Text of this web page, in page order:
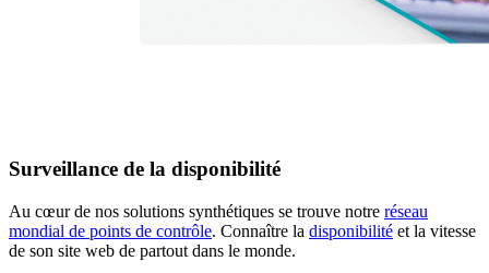
Surveillance de la disponibilité
Au cœur de nos solutions synthétiques se trouve notre réseau
mondial de points de contrôle. Connaître la disponibilité et la vitesse
de son site web de partout dans le monde.